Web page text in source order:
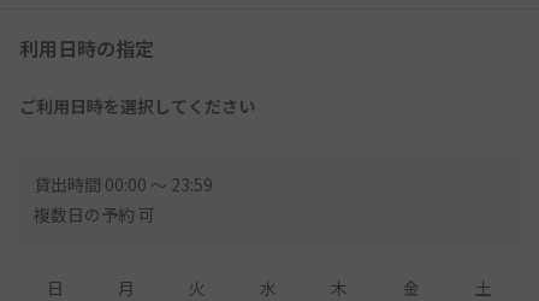
利用日時の指定
ご利用日時を選択してください
貸出時間 00:00 〜 23:59
複数日の予約 可
日 月 火 水 木 金 土